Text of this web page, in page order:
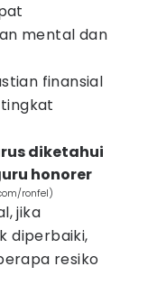
mental dan
finansial
diketahui
honorer
ronfel)
jika
diperbaiki,
resiko